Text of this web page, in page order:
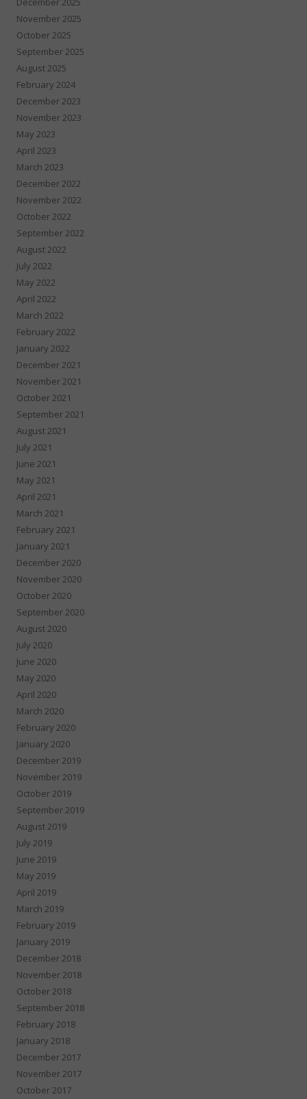
November 2025
October 2025
September 2025
August 2025
February 2024
December 2023
November 2023
May 2023
April 2023
March 2023
December 2022
November 2022
October 2022
September 2022
August 2022
July 2022
May 2022
April 2022
March 2022
February 2022
January 2022
December 2021
November 2021
October 2021
September 2021
August 2021
July 2021
June 2021
May 2021
April 2021
March 2021
February 2021
January 2021
December 2020
November 2020
October 2020
September 2020
August 2020
July 2020
June 2020
May 2020
April 2020
March 2020
February 2020
January 2020
December 2019
November 2019
October 2019
September 2019
August 2019
July 2019
June 2019
May 2019
April 2019
March 2019
February 2019
January 2019
December 2018
November 2018
October 2018
September 2018
February 2018
January 2018
December 2017
November 2017
October 2017